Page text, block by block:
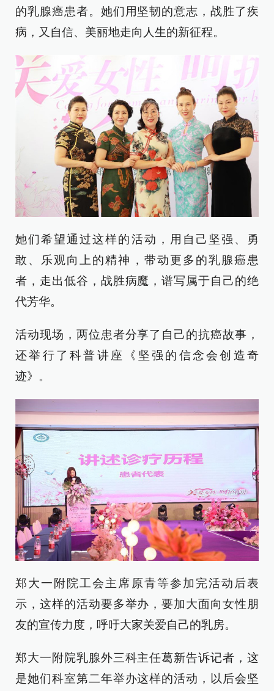
的乳腺癌患者。她们用坚韧的意志，战胜了疾
病，又自信、美丽地走向人生的新征程。
她们希望通过这样的活动，用自己坚强、勇
敢、乐观向上的精神，带动更多的乳腺癌患
者，走出低谷，战胜病魔，谱写属于自己的绝
代芳华。
活动现场，两位患者分享了自己的抗癌故事，
还举行了科普讲座《坚强的信念会创造奇
迹》。
郑大一附院工会主席原青等参加完活动后表
示，这样的活动要多举办，要加大面向女性朋
友的宣传力度，呼吁大家关爱自己的乳房。
郑大一附院乳腺外三科主任葛新告诉记者，这
是她们科室第二年举办这样的活动，以后会坚